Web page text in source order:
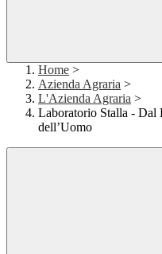
Home >
Azienda Agraria >
L'Azienda Agraria >
Laboratorio Stalla - Dal
dell’Uomo